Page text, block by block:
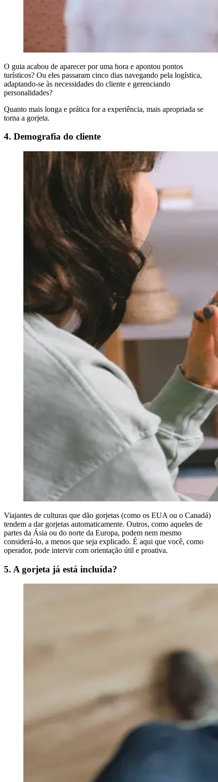
O guia acabou de aparecer por uma hora e apontou pontos
turísticos? Ou eles passaram cinco dias navegando pela logística,
adaptando-se às necessidades do cliente e gerenciando
personalidades?
Quanto mais longa e prática for a experiência, mais apropriada se
torna a gorjeta.
4. Demografia do cliente
Viajantes de culturas que dão gorjetas (como os EUA ou o Canadá)
tendem a dar gorjetas automaticamente. Outros, como aqueles de
partes da Ásia ou do norte da Europa, podem nem mesmo
considerá-lo, a menos que seja explicado. É aqui que você, como
operador, pode intervir com orientação útil e proativa.
5. A gorjeta já está incluída?